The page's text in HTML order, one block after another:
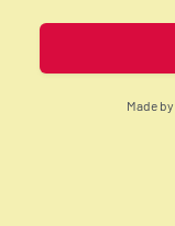
Made by